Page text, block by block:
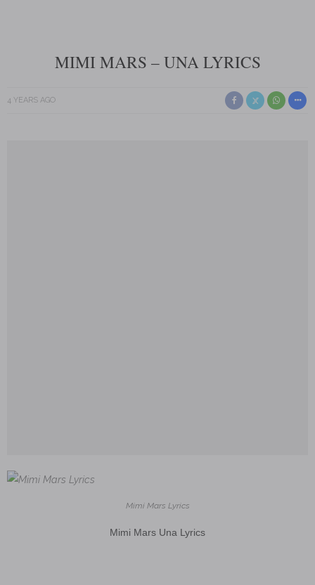
MIMI MARS – UNA LYRICS
4 YEARS AGO
Mimi Mars Lyrics
Mimi Mars Una Lyrics